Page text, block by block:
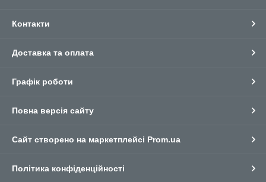
Контакти
Доставка та оплата
Графік роботи
Повна версія сайту
Сайт створено на маркетплейсі Prom.ua
Політика конфіденційності